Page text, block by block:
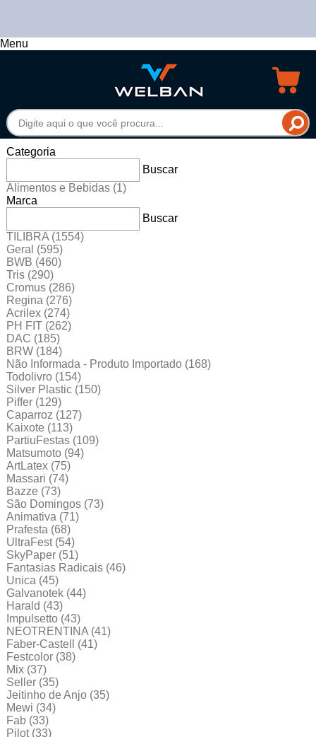
Menu
Categoria
Buscar
Alimentos e Bebidas (1)
Marca
Buscar
TILIBRA (1554)
Geral (595)
BWB (460)
Tris (290)
Cromus (286)
Regina (276)
Acrilex (274)
PH FIT (262)
DAC (185)
BRW (184)
Não Informada - Produto Importado (168)
Todolivro (154)
Silver Plastic (150)
Piffer (129)
Caparroz (127)
Kaixote (113)
PartiuFestas (109)
Matsumoto (94)
ArtLatex (75)
Massari (74)
Bazze (73)
São Domingos (73)
Animativa (71)
Prafesta (68)
UltraFest (54)
SkyPaper (51)
Fantasias Radicais (46)
Unica (45)
Galvanotek (44)
Harald (43)
Impulsetto (43)
NEOTRENTINA (41)
Faber-Castell
(41)
Festcolor (38)
Mix (37)
Seller (35)
Jeitinho de Anjo (35)
Mewi (34)
Fab (33)
Pilot (33)